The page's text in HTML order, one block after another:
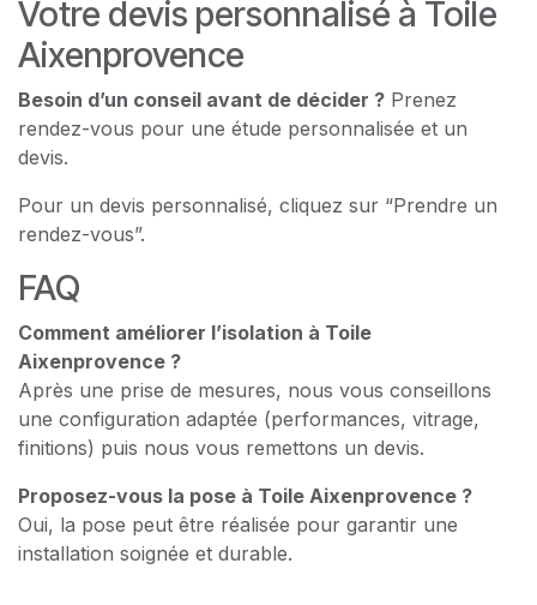
Votre devis personnalisé à Toile
Aixenprovence
Besoin d’un conseil avant de décider ? Prenez
rendez-vous pour une étude personnalisée et un
devis.
Pour un devis personnalisé, cliquez sur “Prendre un
rendez-vous”.
FAQ
Comment améliorer l’isolation à Toile
Aixenprovence ?
Après une prise de mesures, nous vous conseillons
une configuration adaptée (performances, vitrage,
finitions) puis nous vous remettons un devis.
Proposez-vous la pose à Toile Aixenprovence ?
Oui, la pose peut être réalisée pour garantir une
installation soignée et durable.